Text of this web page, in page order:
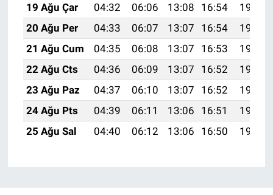
19 Ağu Çar
04:32 06:06 13:08 16:54
19:59
20 Ağu Per
04:33 06:07 13:07 16:54
19:58
21 Ağu Cum
04:35 06:08 13:07 16:53
19:56
22 Ağu Cts
04:36 06:09 13:07 16:52
19:55
23 Ağu Paz
04:37 06:10 13:07 16:52
19:53
24 Ağu Pts
04:39 06:11 13:06 16:51
19:52
25 Ağu Sal
04:40 06:12 13:06 16:50 19:50